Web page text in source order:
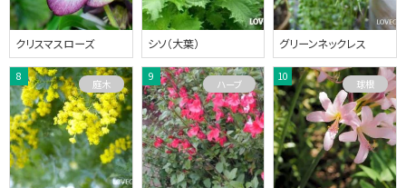
クリスマスローズ シソ（大葉） グリーンネックレス
庭木 ハーブ 球根